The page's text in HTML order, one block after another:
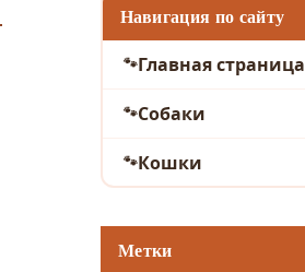
Навигация по сайту
Главная страница
Собаки
Кошки
Метки